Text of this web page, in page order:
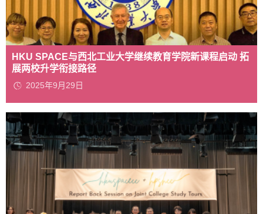
HKU SPACE与西北工业大学继续教育学院新课程启动 拓
展两校升学衔接路径
2025年9月29日